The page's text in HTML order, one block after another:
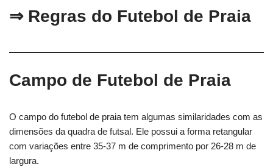
⇒ Regras do Futebol de Praia
Campo de Futebol de Praia
O campo do futebol de praia tem algumas similaridades com as
dimensões da quadra de futsal. Ele possui a forma retangular
com variações entre 35-37 m de comprimento por 26-28 m de
largura.